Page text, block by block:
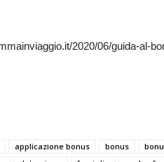
2020/06/guida-al-
applicazione bonus bonus